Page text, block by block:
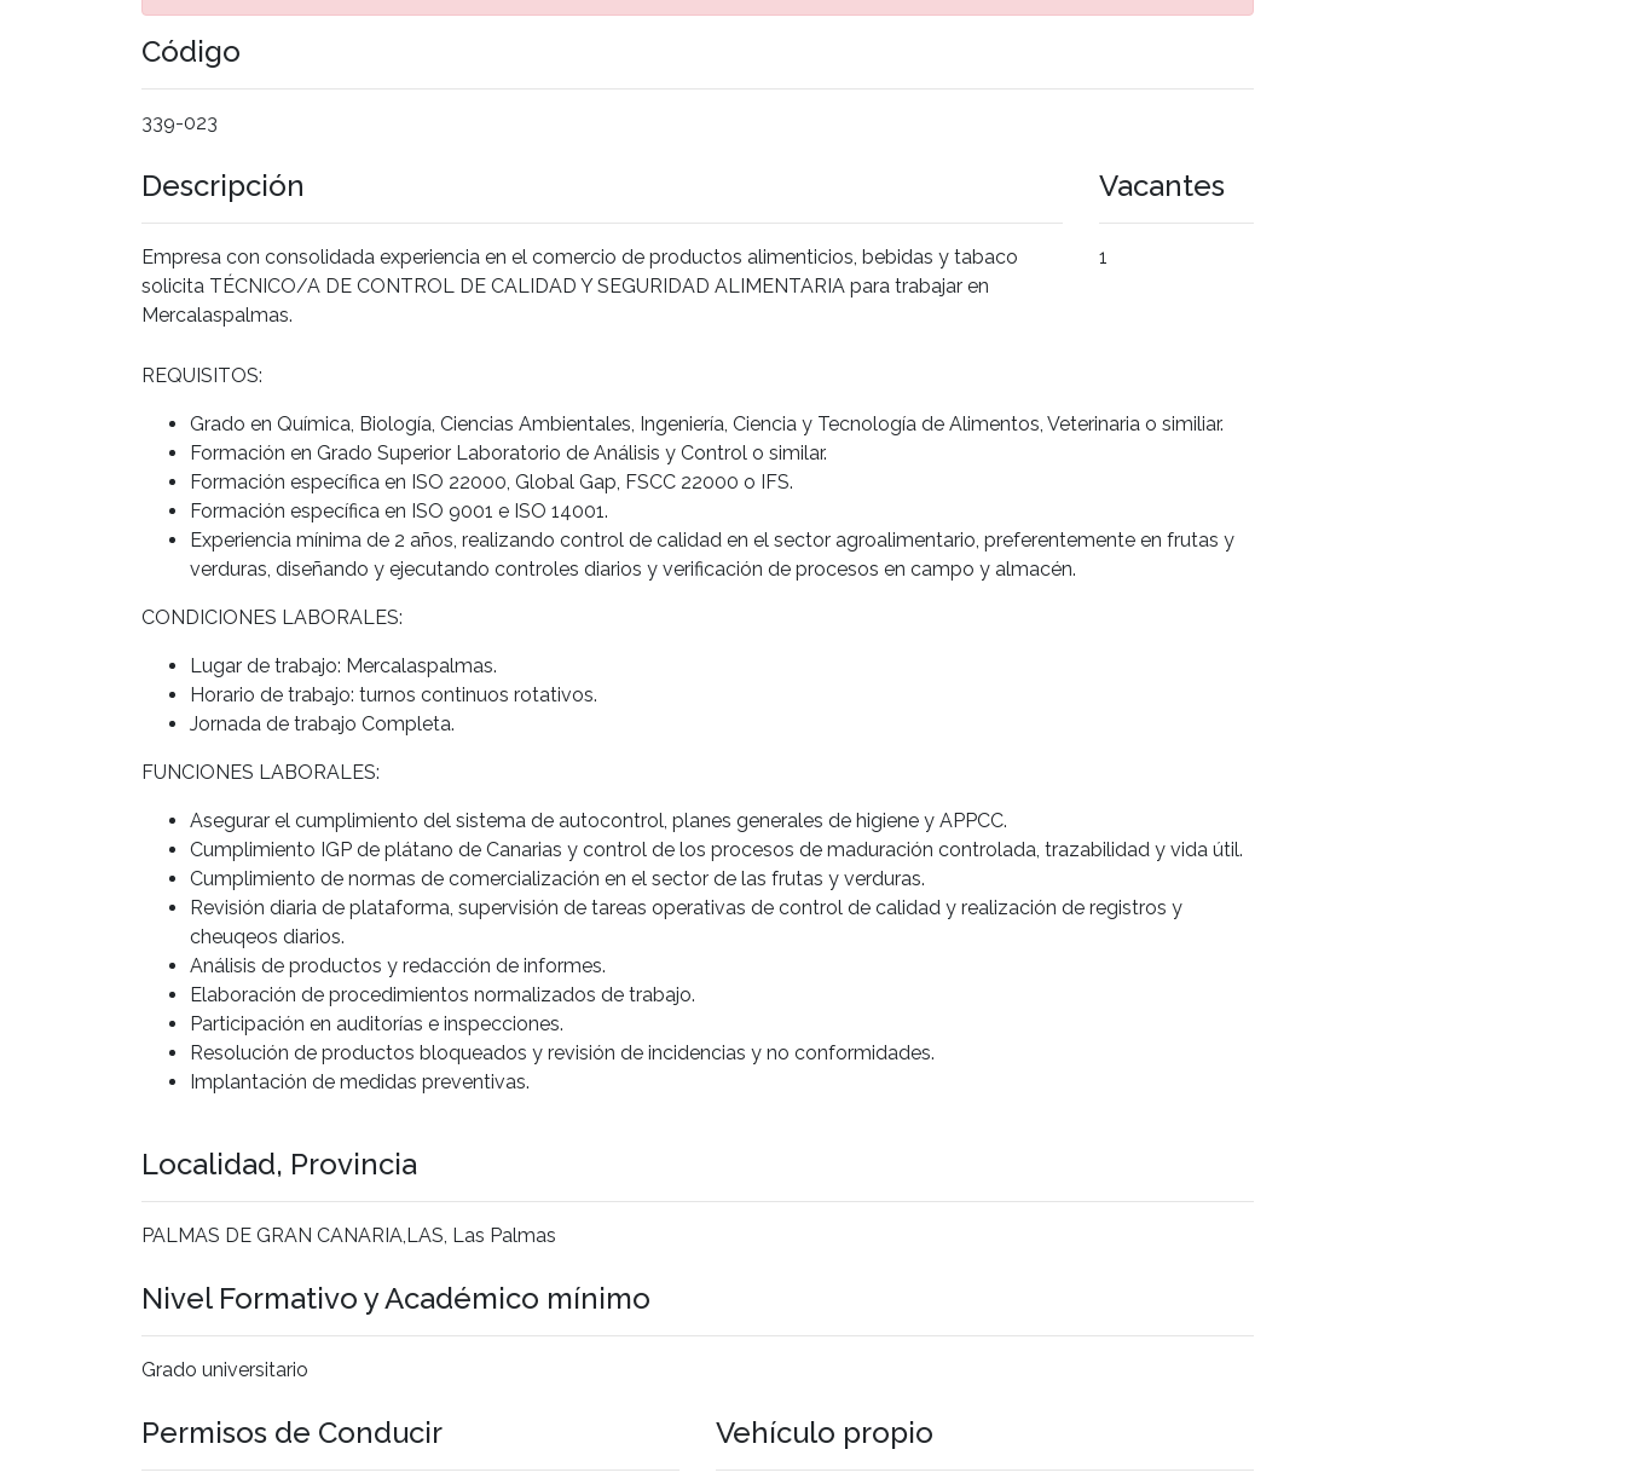
Código
339-023
Descripción
Empresa con consolidada experiencia en el comercio de productos alimenticios, bebidas y tabaco
solicita TÉCNICO/A DE CONTROL DE CALIDAD Y SEGURIDAD ALIMENTARIA para trabajar en
Mercalaspalmas.
Vacantes
1
REQUISITOS:
Grado en Química, Biología, Ciencias Ambientales, Ingeniería, Ciencia y Tecnología de Alimentos, Veterinaria o similiar.
Formación en Grado Superior Laboratorio de Análisis y Control o similar.
Formación específica en ISO 22000, Global Gap, FSCC 22000 o IFS.
Formación específica en ISO 9001 e ISO 14001.
Experiencia mínima de 2 años, realizando control de calidad en el sector agroalimentario, preferentemente en frutas y
verduras, diseñando y ejecutando controles diarios y verificación de procesos en campo y almacén.
CONDICIONES LABORALES:
Lugar de trabajo: Mercalaspalmas.
Horario de trabajo: turnos continuos rotativos.
Jornada de trabajo Completa.
FUNCIONES LABORALES:
Asegurar el cumplimiento del sistema de autocontrol, planes generales de higiene y APPCC.
Cumplimiento IGP de plátano de Canarias y control de los procesos de maduración controlada, trazabilidad y vida útil.
Cumplimiento de normas de comercialización en el sector de las frutas y verduras.
Revisión diaria de plataforma, supervisión de tareas operativas de control de calidad y realización de registros y
cheuqeos diarios.
Análisis de productos y redacción de informes.
Elaboración de procedimientos normalizados de trabajo.
Participación en auditorías e inspecciones.
Resolución de productos bloqueados y revisión de incidencias y no conformidades.
Implantación de medidas preventivas.
Localidad, Provincia
PALMAS DE GRAN CANARIA,LAS, Las Palmas
Nivel Formativo y Académico mínimo
Grado universitario
Permisos de Conducir Vehículo propio